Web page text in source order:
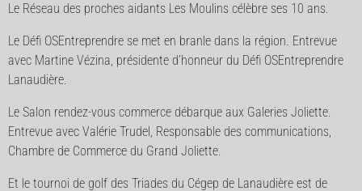
Le Réseau des proches aidants Les Moulins célèbre ses 10 ans.
Le Défi OSEntreprendre se met en branle dans la région. Entrevue
avec Martine Vézina, présidente d’honneur du Défi OSEntreprendre
Lanaudière.
Le Salon rendez-vous commerce débarque aux Galeries Joliette.
Entrevue avec Valérie Trudel, Responsable des communications,
Chambre de Commerce du Grand Joliette.
Et le tournoi de golf des Triades du Cégep de Lanaudière est de